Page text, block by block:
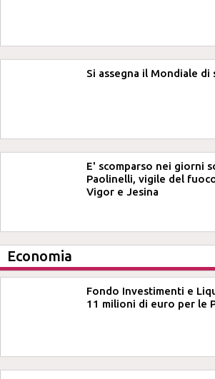
Si assegna il Mondiale di
E' scomparso nei giorni
Paolinelli, vigile del
Vigor e Jesina
Economia
Fondo Investimenti e
11 milioni di euro per le